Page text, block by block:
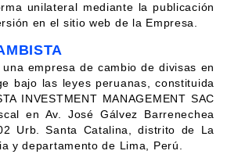
unilateral mediante la publicación
en el sitio web de la Empresa.
una empresa de cambio de divisas en
bajo las leyes peruanas, constituida
INVESTMENT MANAGEMENT SAC
en Av. José Gálvez Barrenechea
Urb. Santa Catalina, distrito de La
y departamento de Lima, Perú.